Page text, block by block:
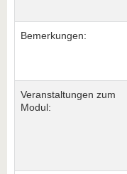
Bemerkungen:
Veranstaltungen zum
Modul: